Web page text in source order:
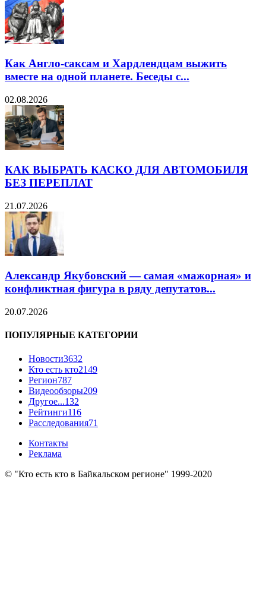
Как Англо-саксам и Хардлендцам выжить
вместе на одной планете. Беседы с...
02.08.2026
КАК ВЫБРАТЬ КАСКО ДЛЯ АВТОМОБИЛЯ
БЕЗ ПЕРЕПЛАТ
21.07.2026
Александр Якубовский — самая «мажорная» и
конфликтная фигура в ряду депутатов...
20.07.2026
ПОПУЛЯРНЫЕ КАТЕГОРИИ
Новости3632
Кто есть кто2149
Регион787
Видеообзоры209
Другое...132
Рейтинги116
Расследования71
Контакты
Реклама
© "Кто есть кто в Байкальском регионе" 1999-2020